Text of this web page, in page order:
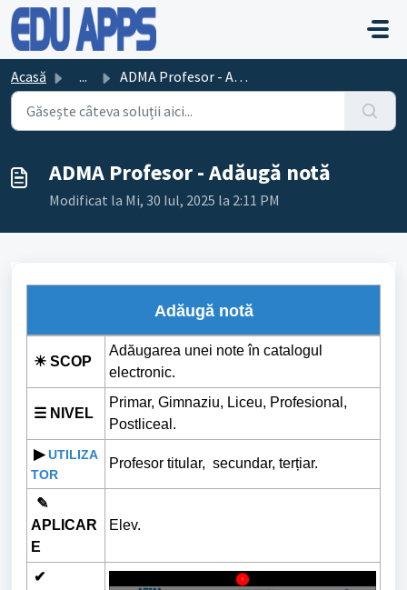
Sari la conținutul principal
Acasă ... ADMA Profesor - Adăugă notă
ADMA Profesor - Adăugă notă
Modificat la Mi, 30 Iul, 2025 la 2:11 PM
Adăugă notă
☀ SCOP
Adăugarea unei note în catalogul
electronic.
☰ NIVEL
Primar, Gimnaziu, Liceu, Profesional,
Postliceal.
▶ UTILIZA
TOR
Profesor titular, secundar, terțiar.
✎
APLICAR
E
Elev.
✔